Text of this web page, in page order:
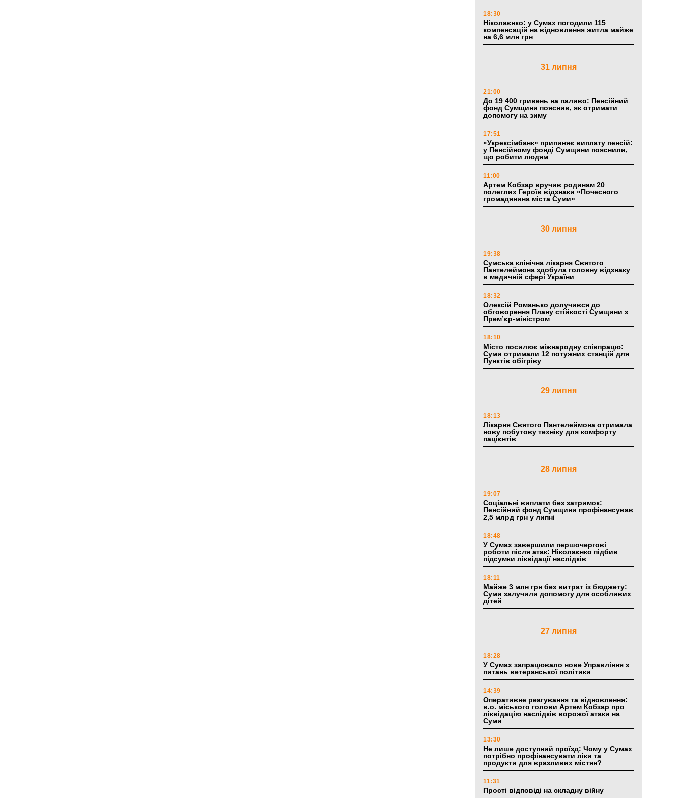
18:30
Ніколаєнко: у Сумах погодили 115
компенсацій на відновлення житла майже
на 6,6 млн грн
31 липня
21:00
До 19 400 гривень на паливо: Пенсійний
фонд Сумщини пояснив, як отримати
допомогу на зиму
17:51
«Укрексімбанк» припиняє виплату пенсій:
у Пенсійному фонді Сумщини пояснили,
що робити людям
11:00
Артем Кобзар вручив родинам 20
полеглих Героїв відзнаки «Почесного
громадянина міста Суми»
30 липня
19:38
Сумська клінічна лікарня Святого
Пантелеймона здобула головну відзнаку
в медичній сфері України
18:32
Олексій Романько долучився до
обговорення Плану стійкості Сумщини з
Прем’єр-міністром
18:10
Місто посилює міжнародну співпрацю:
Суми отримали 12 потужних станцій для
Пунктів обігріву
29 липня
18:13
Лікарня Святого Пантелеймона отримала
нову побутову техніку для комфорту
пацієнтів
28 липня
19:07
Соціальні виплати без затримок:
Пенсійний фонд Сумщини профінансував
2,5 млрд грн у липні
18:48
У Сумах завершили першочергові
роботи після атак: Ніколаєнко підбив
підсумки ліквідації наслідків
18:11
Майже 3 млн грн без витрат із бюджету:
Суми залучили допомогу для особливих
дітей
27 липня
18:28
У Сумах запрацювало нове Управління з
питань ветеранської політики
14:39
Оперативне реагування та відновлення:
в.о. міського голови Артем Кобзар про
ліквідацію наслідків ворожої атаки на
Суми
13:30
Не лише доступний проїзд: Чому у Сумах
потрібно профінансувати ліки та
продукти для вразливих містян?
11:31
Прості відповіді на складну війну